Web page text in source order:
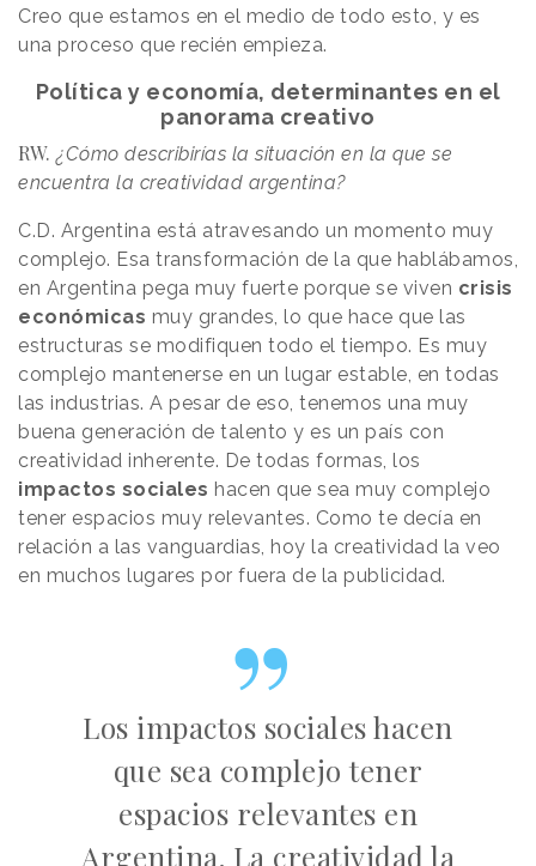
Creo que estamos en el medio de todo esto, y es
una proceso que recién empieza.
Política y economía, determinantes en el
panorama creativo
RW. ¿Cómo describirías la situación en la que se
encuentra la creatividad argentina?
C.D. Argentina está atravesando un momento muy
complejo. Esa transformación de la que hablábamos,
en Argentina pega muy fuerte porque se viven crisis
económicas muy grandes, lo que hace que las
estructuras se modifiquen todo el tiempo. Es muy
complejo mantenerse en un lugar estable, en todas
las industrias. A pesar de eso, tenemos una muy
buena generación de talento y es un país con
creatividad inherente. De todas formas, los
impactos sociales hacen que sea muy complejo
tener espacios muy relevantes. Como te decía en
relación a las vanguardias, hoy la creatividad la veo
en muchos lugares por fuera de la publicidad.
Los impactos sociales hacen
que sea complejo tener
espacios relevantes en
Argentina. La creatividad la